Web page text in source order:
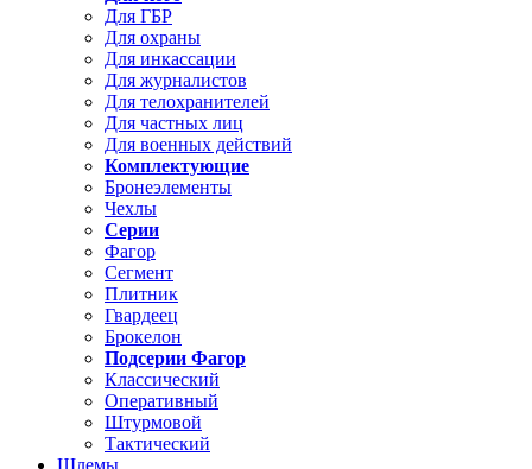
Для ГБР
Для охраны
Для инкассации
Для журналистов
Для телохранителей
Для частных лиц
Для военных действий
Комплектующие
Бронеэлементы
Чехлы
Серии
Фагор
Сегмент
Плитник
Гвардеец
Брокелон
Подсерии Фагор
Классический
Оперативный
Штурмовой
Тактический
Шлемы